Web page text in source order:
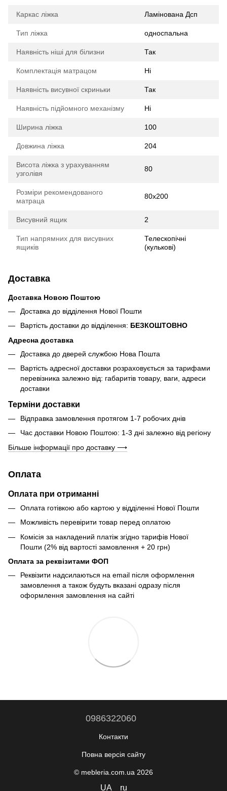
Каркас ліжка Ламінована Дсп
Тип ліжка односпальна
Наявність ніші для білизни Так
Комплектація матрацом Ні
Наявність висувної скриньки Так
Наявність підйомного механізму Ні
Ширина ліжка 100
Довжина ліжка 204
Висота ліжка з урахуванням
узголівя
80
Розміри рекомендованого
матраца
80х200
Висувний ящик 2
Тип напрямних для висувних
ящиків
Телескопічні
(кулькові)
Доставка
Доставка Новою Поштою
Доставка до відділення Нової Пошти
Вартість доставки до відділення: БЕЗКОШТОВНО
Адресна доставка
Доставка до дверей службою Нова Пошта
Вартість адресної доставки розраховується за тарифами
перевізника залежно від: габаритів товару, ваги, адреси
доставки
Терміни доставки
Відправка замовлення протягом 1-7 робочих днів
Час доставки Новою Поштою: 1-3 дні залежно від регіону
Більше інформації про доставку ⟶
Оплата
Оплата при отриманні
Оплата готівкою або картою у відділенні Нової Пошти
Можливість перевірити товар перед оплатою
Комісія за накладений платіж згідно тарифів Нової
Пошти (2% від вартості замовлення + 20 грн)
Оплата за реквізитами ФОП
Реквізити надсилаються на email після оформлення
замовлення а також будуть вказані одразу після
оформлення замовлення на сайті
0986322060
Контакти
Повна версія сайту
© mebleria.com.ua 2026
UA ru